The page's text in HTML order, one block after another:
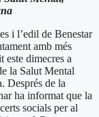
i l’edil de Benestar
amb més
este dimecres a
la Salut Mental
Després de la
ha informat que la
socials per al